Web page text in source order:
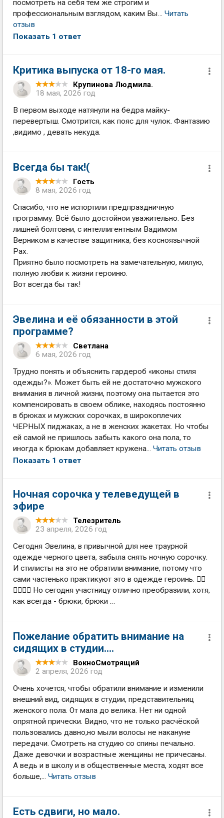
посмотреть на себя тем же строгим и
профессиональным взглядом, каким Вы... Читать
отзыв
Показать 1 ответ
Критика выпуска от 18-го мая.
Крупинова Людмила.
18 мая, 2026 год
В первом выходе натянули на бедра майку-
перевертыш. Смотрится, как пояс для чулок. Фантазию
,видимо , девать некуда.
Всегда бы так!(
Гость
8 мая, 2026 год
Спасибо, что не испортили предпраздничную
программу. Всё было достойнои уважительно. Без
лишней болтовни, с интеллигентным Вадимом
Верником в качестве защитника, без косноязычной
Рах.
Приятно было посмотреть на замечательную, милую,
полную любви к жизни героиню.
Вот всегда бы так!
Эвелина и её обязанности в этой
программе?
Светлана
6 мая, 2026 год
Трудно понять и объяснить гардероб «иконы стиля
одежды?». Может быть ей не достаточно мужского
внимания в личной жизни, поэтому она пытается это
компенсировать в своем облике, находясь постоянно
в брюках и мужских сорочках, в широкоплечих
ЧЕРНЫХ пиджаках, а не в женских жакетах. Но чтобы
ей самой не пришлось забыть какого она пола, то
иногда к брюкам добавляет кружена... Читать отзыв
Показать 1 ответ
Ночная сорочка у телеведущей в
эфире
Телезритель
23 апреля, 2026 год
Сегодня Эвелина, в привычной для нее траурной
одежде черного цвета, забыла снять ночную сорочку.
И стилисты на это не обратили внимание, потому что
сами частенько практикуют это в одежде героинь. 🤦‍♂️
🤦‍♀️🤷‍♀️ Но сегодня участницу отлично преобразили, хотя,
как всегда - брюки, брюки …
Пожелание обратить внимание на
сидящих в студии....
ВокноСмотрящий
2 апреля, 2026 год
Очень хочется, чтобы обратили внимание и изменили
внешний вид, сидящих в студии, представительниц
женского пола. От мала до велика. Нет ни одной
опрятной прически. Видно, что не только расчёской
пользовались давно,но мыли волосы не накануне
передачи. Смотреть на студию со спины печально.
Даже девочки и возрастные женщины не причесаны.
А ведь и в школу и в общественные места, ходят все
больше,... Читать отзыв
Есть сдвиги, но мало.